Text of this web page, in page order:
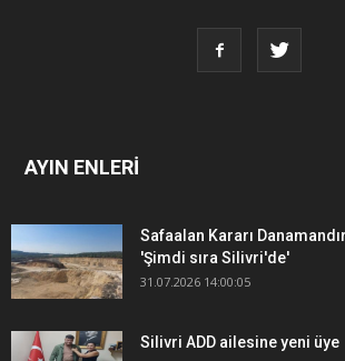
AYIN ENLERİ
Safaalan Kararı
'Şimdi sıra Silivri'de'
31.07.2026 14:00:05
Silivri ADD ailesine yeni üye